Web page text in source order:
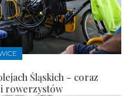
Śląskich – coraz
rowerzystów